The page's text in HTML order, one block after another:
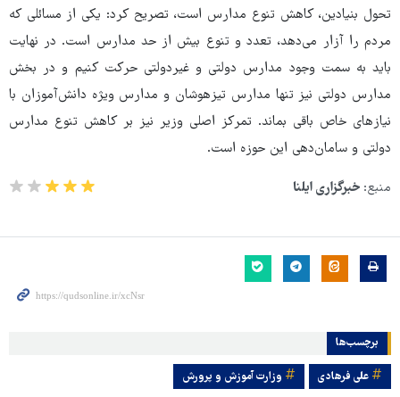
تحول بنیادین، کاهش تنوع مدارس است، تصریح کرد: یکی از مسائلی که
مردم را آزار می‌دهد، تعدد و تنوع بیش از حد مدارس است. در نهایت
باید به سمت وجود مدارس دولتی و غیردولتی حرکت کنیم و در بخش
مدارس دولتی نیز تنها مدارس تیزهوشان و مدارس ویژه دانش‌آموزان با
نیازهای خاص باقی بماند. تمرکز اصلی وزیر نیز بر کاهش تنوع مدارس
دولتی و سامان‌دهی این حوزه است.
منبع: خبرگزاری ایلنا
برچسب‌ها
علی فرهادی وزارت آموزش و پرورش